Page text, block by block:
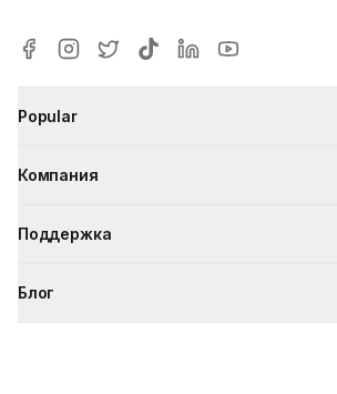
Popular
Компания
Поддержка
Блог